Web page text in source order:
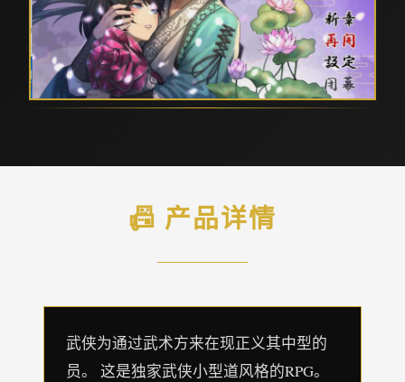
📠 产品详情
武侠为通过武术方来在现正义其中型的
员。 这是独家武侠小型道风格的RPG。